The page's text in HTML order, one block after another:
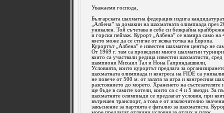
Уважаеми господа,
Българската шахматна федерация издига
„Албена” за домакин на шахматната олимпиада през
уникален. Той съчетава в себе си безкрайна
и горски пейзаж. Курорт „Албена” се намира само
което може да се стигне от всяка точка на Европа.
Курортът „Албена” е известен шахматен център не
От 1969 г. там са проведени много шахматни турнири
които са участвали редица известни шахматисти,
шампиони Михаил Тал и Нона Гаприндашвили,
Условията, които курортът предлага за
шахматната олимпиада и конгреса на FIDE са
не повече от 500 м. от залата за игра и конгресния
разстоянието до морето. Храненето на
ще бъде в самите хотели, които са с 4 и 5 звезди. За
шахматните олимпиади се предлагат условия, при
вътрешен транспорт, а това е от изключително
закъснение за партията е фатално за шахматиста.